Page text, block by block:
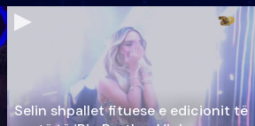
Selin shpallet fituese e edicionit të